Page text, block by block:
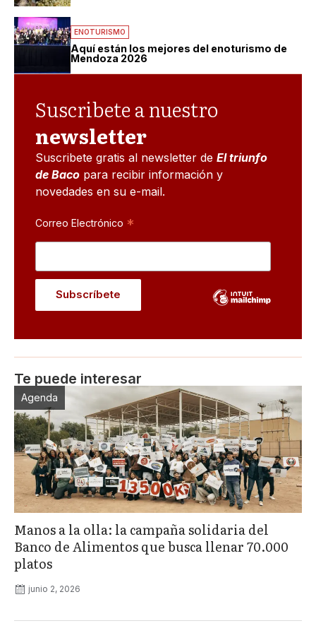
ENOTURISMO
Aquí están los mejores del enoturismo de
Mendoza 2026
Suscribete a nuestro
newsletter
Suscribete gratis al newsletter de El triunfo
de Baco para recibir información y
novedades en su e-mail.
Correo Electrónico *
Te puede interesar
Agenda
Manos a la olla: la campaña solidaria del
Banco de Alimentos que busca llenar 70.000
platos
junio 2, 2026